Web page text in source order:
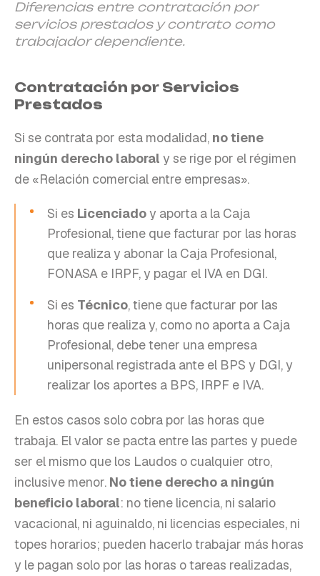
Diferencias entre contratación por
servicios prestados y contrato como
trabajador dependiente.
Contratación por Servicios
Prestados
Si se contrata por esta modalidad, no tiene
ningún derecho laboral y se rige por el régimen
de «Relación comercial entre empresas».
Si es Licenciadoy aporta a la Caja
Profesional, tiene que facturar por las horas
que realiza y abonar la Caja Profesional,
FONASA e IRPF, y pagar el IVA en DGI.
Si es Técnico, tiene que facturar por las
horas que realiza y, como no aporta a Caja
Profesional, debe tener una empresa
unipersonal registrada ante el BPS y DGI, y
realizar los aportes a BPS, IRPF e IVA.
En estos casos solo cobra por las horas que
trabaja. El valor se pacta entre las partes y puede
ser el mismo que los Laudos o cualquier otro,
inclusive menor. No tiene derecho a ningún
beneficio laboral: no tiene licencia, ni salario
vacacional, ni aguinaldo, ni licencias especiales, ni
topes horarios; pueden hacerlo trabajar más horas
y le pagan solo por las horas o tareas realizadas,